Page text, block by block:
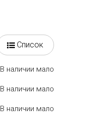
Список
В наличии мало
В наличии мало
В наличии мало